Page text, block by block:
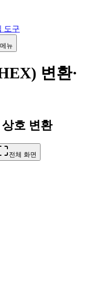
도구
메뉴
변환·
호 변환
전체 화면